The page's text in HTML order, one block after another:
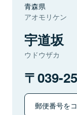
青森県
アオモリケン
宇道坂
ウドウザカ
039-
郵便番号を